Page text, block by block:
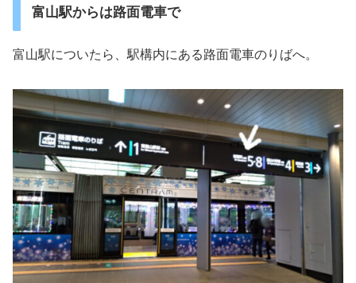
富山駅からは路面電車で
富山駅についたら、駅構内にある路面電車のりばへ。